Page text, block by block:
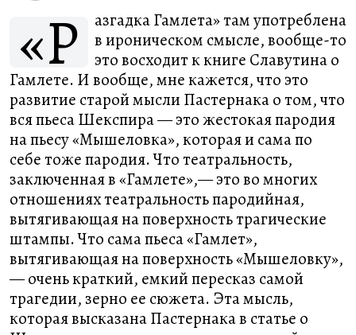
«Р
азгадка Гамлета» там употреблена
в ироническом смысле, вообще-то
это восходит к книге Славутина о
Гамлете. И вообще, мне кажется, что это
развитие старой мысли Пастернака о том, что
вся пьеса Шекспира — это жестокая пародия
на пьесу «Мышеловка», которая и сама по
себе тоже пародия. Что театральность,
заключенная в «Гамлете»,— это во многих
отношениях театральность пародийная,
вытягивающая на поверхность трагические
штампы. Что сама пьеса «Гамлет»,
вытягивающая на поверхность «Мышеловку»,
— очень краткий, емкий пересказ самой
трагедии, зерно ее сюжета. Эта мысль,
которая высказана Пастернака в статье о